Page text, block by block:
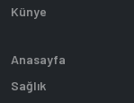
Künye
Anasayfa
Sağlık